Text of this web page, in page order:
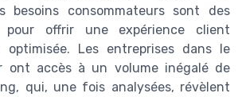
besoins consommateurs sont des
pour offrir une expérience client
optimisée. Les entreprises dans le
ont accès à un volume inégalé de
qui, une fois analysées, révèlent